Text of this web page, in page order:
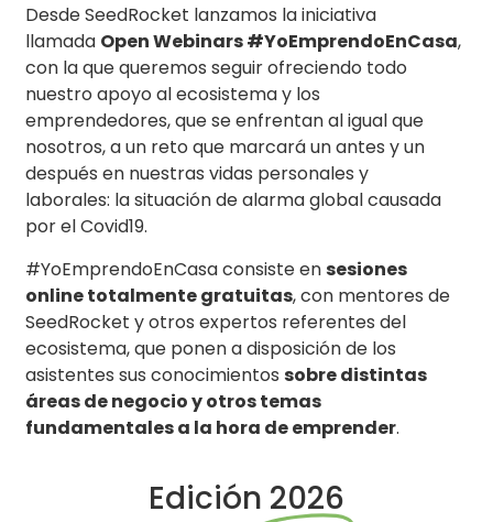
Desde SeedRocket lanzamos la iniciativa
llamada Open Webinars #YoEmprendoEnCasa,
con la que queremos seguir ofreciendo todo
nuestro apoyo al ecosistema y los
emprendedores, que se enfrentan al igual que
nosotros, a un reto que marcará un antes y un
después en nuestras vidas personales y
laborales: la situación de alarma global causada
por el Covid19.
#YoEmprendoEnCasa consiste ensesiones
online totalmente gratuitas, con mentores de
SeedRocket y otros expertos referentes del
ecosistema, que ponen a disposición de los
asistentes sus conocimientossobre distintas
áreas de negocio y otros temas
fundamentales a la hora de emprender.
Edición 2026